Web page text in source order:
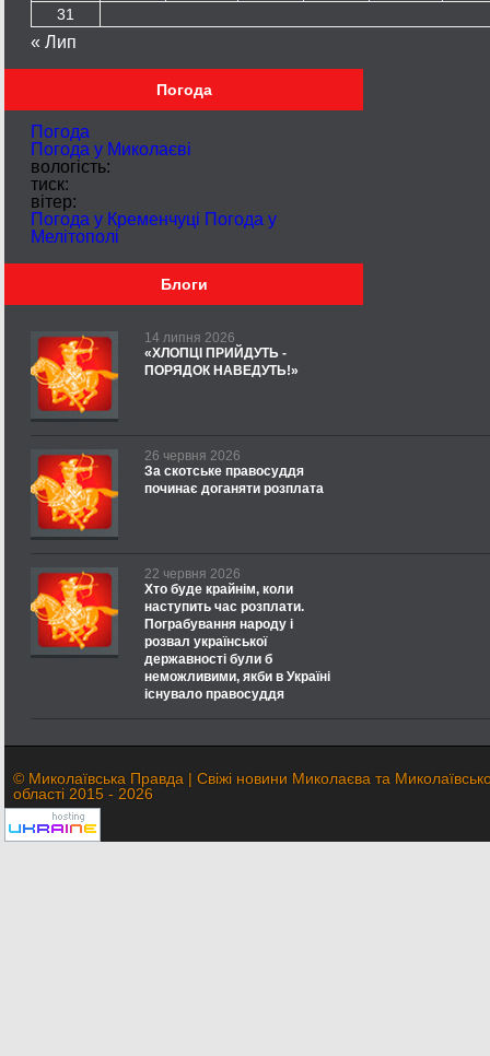
31
« Лип
Погода
Погода
Погода у Миколаєві
вологість:
тиск:
вітер:
Погода у Кременчуці Погода у
Мелітополі
Блоги
14 липня 2026
«ХЛОПЦІ ПРИЙДУТЬ -
ПОРЯДОК НАВЕДУТЬ!»
26 червня 2026
За скотське правосуддя
починає доганяти розплата
22 червня 2026
Хто буде крайнім, коли
наступить час розплати.
Пограбування народу і
розвал української
державності були б
неможливими, якби в Україні
існувало правосуддя
© Миколаївська Правда | Свіжі новини Миколаєва та
області 2015 - 2026